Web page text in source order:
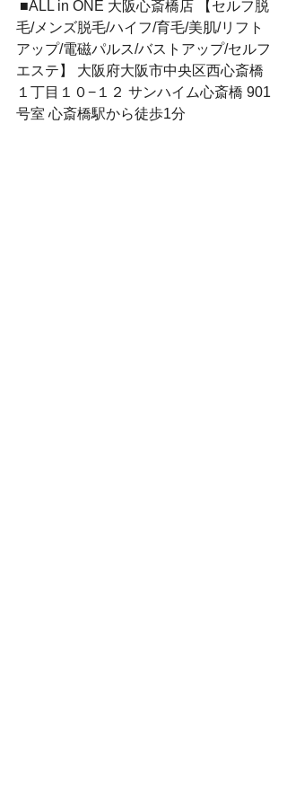
■ALL in ONE 大阪心斎橋店 【セルフ脱
毛/メンズ脱毛/ハイフ/育毛/美肌/リフト
アップ/電磁パルス/バストアップ/セルフ
エステ】 大阪府大阪市中央区西心斎橋
１丁目１０−１２ サンハイム心斎橋 901
号室 心斎橋駅から徒歩1分